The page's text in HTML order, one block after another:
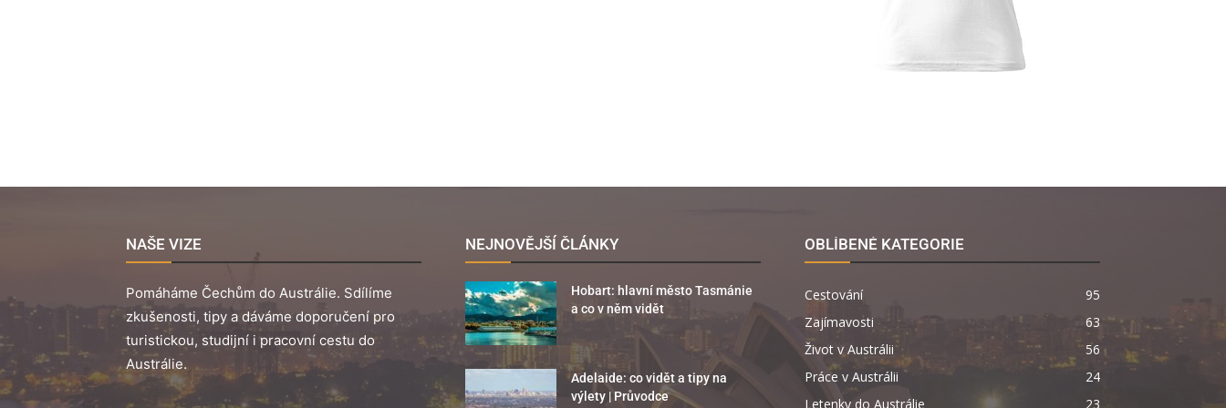
NAŠE VIZE
Pomáháme Čechům do Austrálie. Sdílíme
zkušenosti, tipy a dáváme doporučení pro
turistickou, studijní i pracovní cestu do
Austrálie.
NEJNOVĚJŠÍ ČLÁNKY
Hobart: hlavní město Tasmánie
a co v něm vidět
Adelaide: co vidět a tipy na
výlety | Průvodce
OBLÍBENÉ KATEGORIE
Cestování
95
Zajímavosti
63
Život v Austrálii
56
Práce v Austrálii
24
Letenky do Austrálie
23